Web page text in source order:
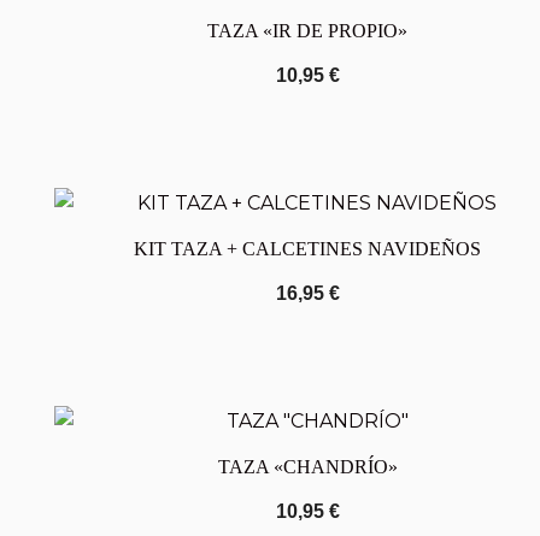
TAZA «IR DE PROPIO»
10,95 €
KIT TAZA + CALCETINES NAVIDEÑOS
16,95 €
TAZA «CHANDRÍO»
10,95 €